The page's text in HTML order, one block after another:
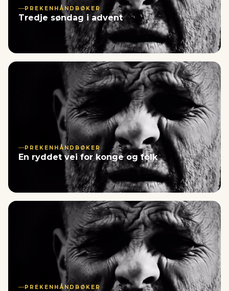
PREKENHÅNDBØKER
Tredje søndag i advent
PREKENHÅNDBØKER
En ryddet vei for konge og folk
PREKENHÅNDBØKER